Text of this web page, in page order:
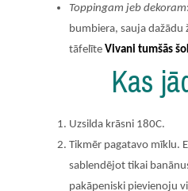
Toppingam jeb dekoram
bumbiera, sauja
tāfelīte Vivani tumšās
Kas
Uzsilda krāsni 180C.
Tikmēr pagatavo mīklu.
sablendējot tikai
pakāpeniski pievienoju